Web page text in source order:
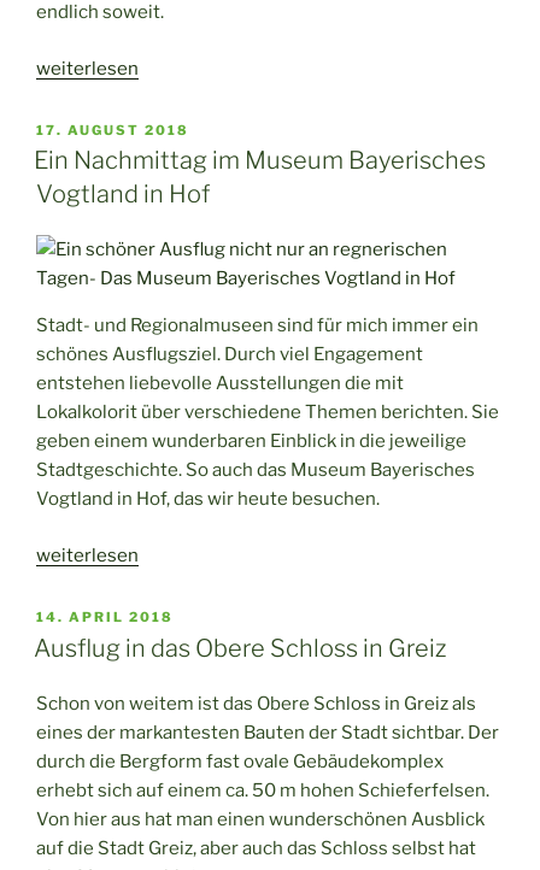
endlich soweit.
„Eine
Bahnfahrt
mit
der
Wisentatalbahn“
weiterlesen
VERÖFFENTLICHT
AM
17. AUGUST 2018
Ein Nachmittag im Museum Bayerisches
Vogtland in Hof
Stadt- und Regionalmuseen sind für mich immer ein
schönes Ausflugsziel. Durch viel Engagement
entstehen liebevolle Ausstellungen die mit
Lokalkolorit über verschiedene Themen berichten. Sie
geben einem wunderbaren Einblick in die jeweilige
Stadtgeschichte. So auch das Museum Bayerisches
Vogtland in Hof, das wir heute besuchen.
„Ein
im
Museum
Vogtland
in
Hof“
weiterlesen
VERÖFFENTLICHT
AM
14. APRIL 2018
Ausflug in das Obere Schloss in Greiz
Schon von weitem ist das Obere Schloss in Greiz als
eines der markantesten Bauten der Stadt sichtbar. Der
durch die Bergform fast ovale Gebäudekomplex
erhebt sich auf einem ca. 50 m hohen Schieferfelsen.
Von hier aus hat man einen wunderschönen Ausblick
auf die Stadt Greiz, aber auch das Schloss selbst hat